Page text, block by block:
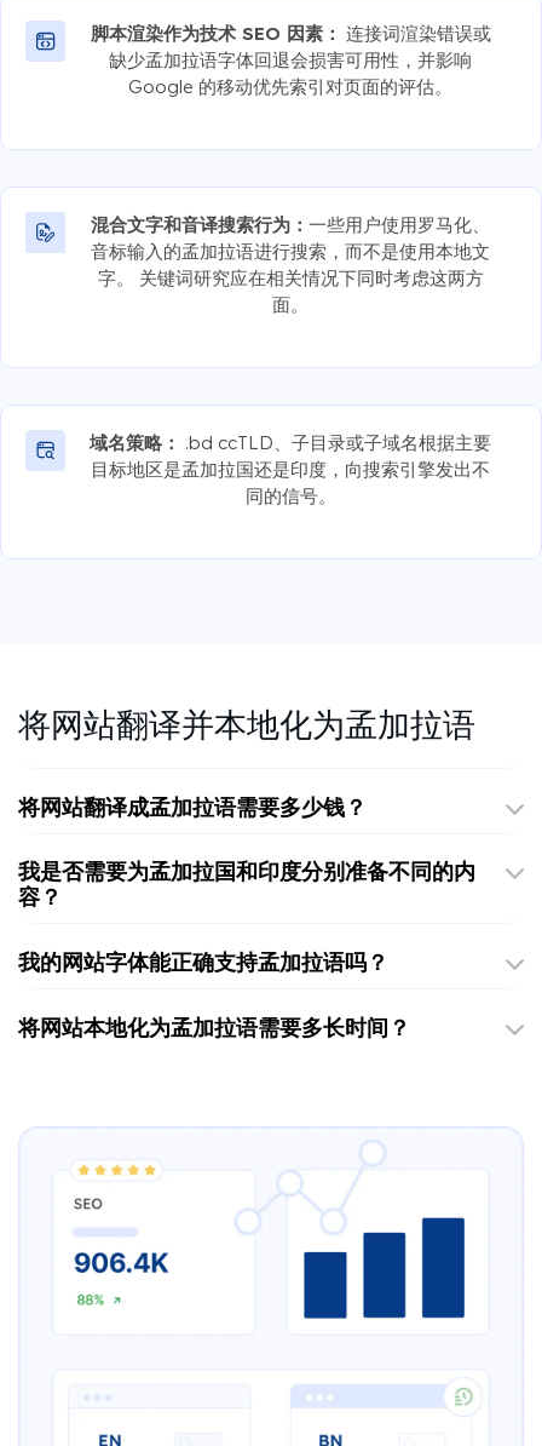
脚本渲染作为技术 SEO 因素： 连接词渲染错误或
缺少孟加拉语字体回退会损害可用性，并影响
Google 的移动优先索引对页面的评估。
混合文字和音译搜索行为：一些用户使用罗马化、
音标输入的孟加拉语进行搜索，而不是使用本地文
字。 关键词研究应在相关情况下同时考虑这两方
面。
域名策略： .bd ccTLD、子目录或子域名根据主要
目标地区是孟加拉国还是印度，向搜索引擎发出不
同的信号。
将网站翻译并本地化为孟加拉语
将网站翻译成孟加拉语需要多少钱？
我是否需要为孟加拉国和印度分别准备不同的内
容？
我的网站字体能正确支持孟加拉语吗？
将网站本地化为孟加拉语需要多长时间？